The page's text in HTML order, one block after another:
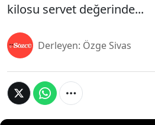
kilosu servet değerinde...
Derleyen: Özge Sivas